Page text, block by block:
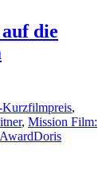
die
,
, Mission Film:
Doris